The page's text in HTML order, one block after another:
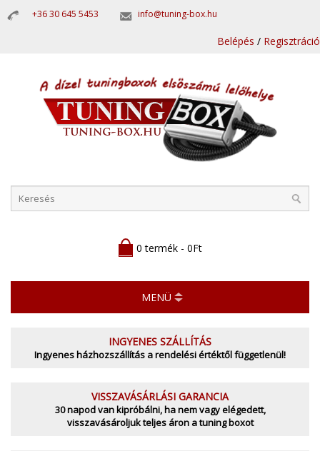
+36 30 645 5453 info@tuning-box.hu
Belépés / Regisztráció
0 termék - 0Ft
MENÜ
INGYENES SZÁLLÍTÁS
Ingyenes házhozszállítás a rendelési értéktől függetlenül!
VISSZAVÁSÁRLÁSI GARANCIA
30 napod van kipróbálni, ha nem vagy elégedett,
visszavásároljuk teljes áron a tuning boxot